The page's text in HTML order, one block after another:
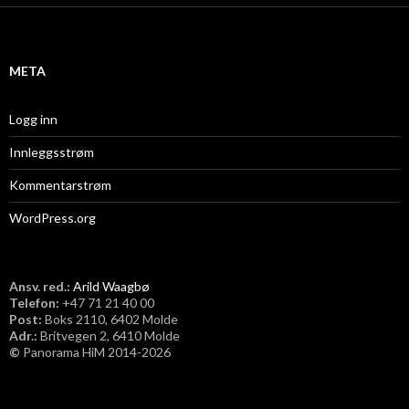
i
META
Logg inn
Innleggsstrøm
Kommentarstrøm
WordPress.org
Ansv. red.: Arild Waagbø
Telefon: ​+47 71 21 40 00
Post: Boks 2110, 6402 Molde
Adr.: Britvegen 2, 6410 Molde
© Panorama HiM 2014-2026